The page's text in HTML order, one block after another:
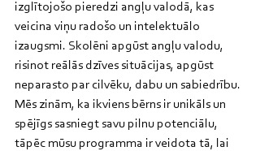
izglītojošo pieredzi angļu valodā, kas
veicina viņu radošo un intelektuālo
izaugsmi. Skolēni apgūst angļu valodu,
risinot reālās dzīves situācijas, apgūst
neparasto par cilvēku, dabu un sabiedrību.
Mēs zinām, ka ikviens bērns ir unikāls un
spējīgs sasniegt savu pilnu potenciālu,
tāpēc mūsu programma ir veidota tā, lai